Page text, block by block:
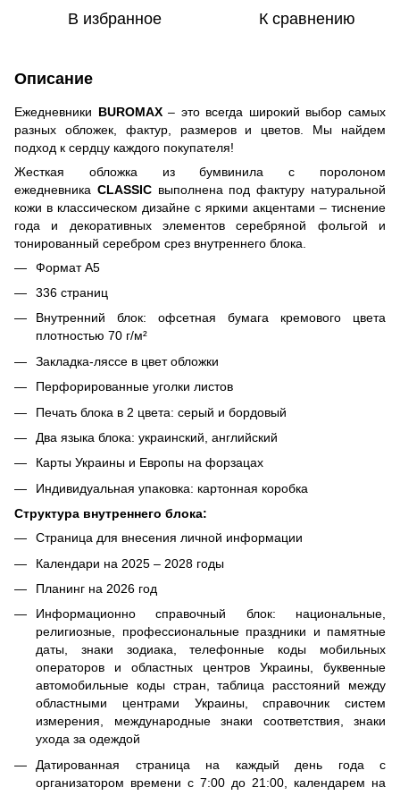
В избранное К сравнению
Описание
Ежедневники BUROMAX– это всегда широкий выбор самых
разных обложек, фактур, размеров и цветов. Мы найдем
подход к сердцу каждого покупателя!
Жесткая обложка из бумвинила с поролоном
ежедневника CLASSIC выполнена под фактуру натуральной
кожи в классическом дизайне с яркими акцентами – тиснение
года и декоративных элементов серебряной фольгой и
тонированный серебром срез внутреннего блока.
Формат А5
336 страниц
Внутренний блок: офсетная бумага кремового цвета
плотностью 70 г/м²
Закладка-ляссе в цвет обложки
Перфорированные уголки листов
Печать блока в 2 цвета: серый и бордовый
Два языка блока: украинский, английский
Карты Украины и Европы на форзацах
Индивидуальная упаковка: картонная коробка
Структура внутреннего блока:
Страница для внесения личной информации
Календари на 2025 – 2028 годы
Планинг на 2026 год
Информационно справочный блок: национальные,
религиозные, профессиональные праздники и памятные
даты, знаки зодиака, телефонные коды мобильных
операторов и областных центров Украины, буквенные
автомобильные коды стран, таблица расстояний между
областными центрами Украины, справочник систем
измерения, международные знаки соответствия, знаки
ухода за одеждой
Датированная страница на каждый день года с
организатором времени с 7:00 до 21:00, календарем на